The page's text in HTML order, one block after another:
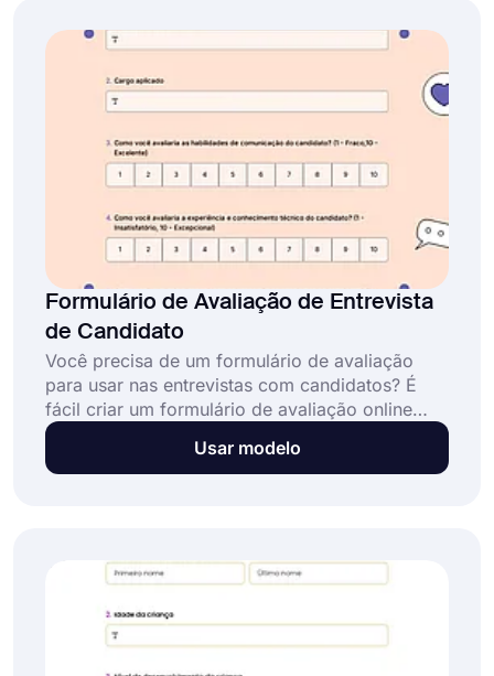
Formulário de Avaliação de Entrevista
de Candidato
Você precisa de um formulário de avaliação
para usar nas entrevistas com candidatos? É
fácil criar um formulário de avaliação online
com um criador de formulários gratuito, como o
forms.app. Você pode começar a usar o
Usar modelo